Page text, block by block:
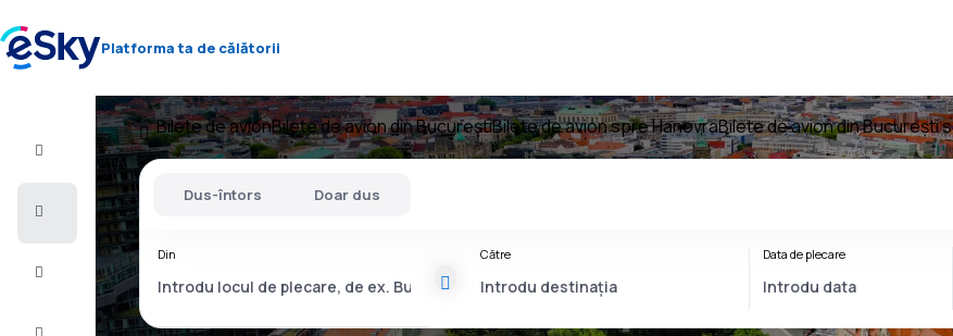
Platforma ta de călătorii
Zbor+Hotel
Vacanţe
Bilete de avionBilete de avion din BucureștiBilete de avion spre HanovraBilete de avion din București
Dus-întors Doar dus
Din Către Data de plecare